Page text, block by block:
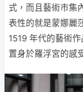
式，而且藝術市集
表性的就是蒙娜麗
1519 年代的藝術
置身於羅浮宮的感